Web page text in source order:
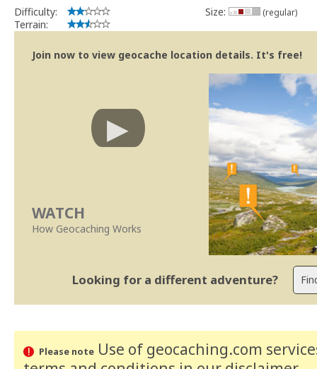
Difficulty:
Terrain:
Size: (regular)
Join now to view geocache location details. It's free!
WATCH
How Geocaching Works
Looking for a different adventure?
Please noteUse of geocaching.com